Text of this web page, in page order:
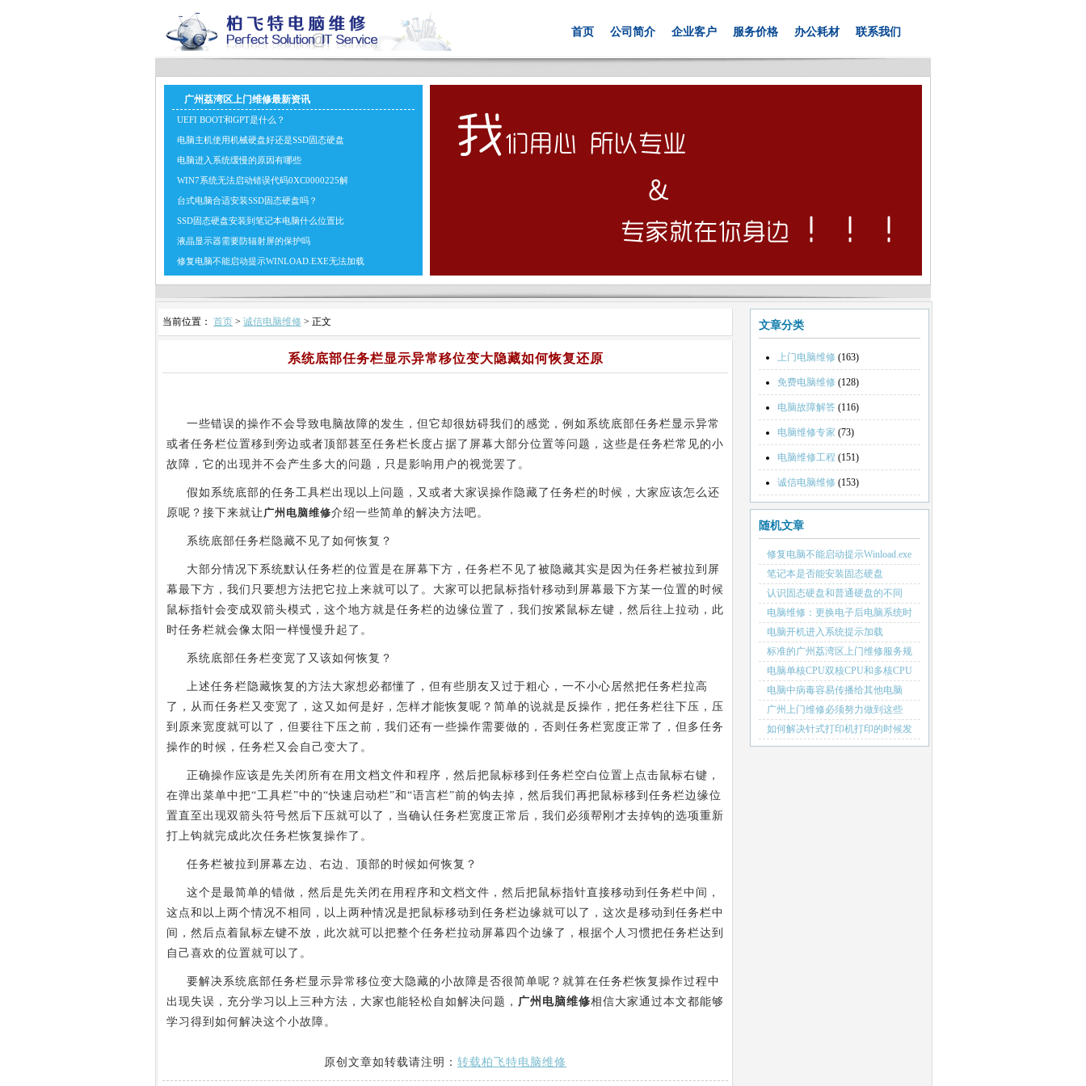
首页 公司简介 企业客户 服务价格 办公耗材 联系我们
广州荔湾区上门维修最新资讯
UEFI BOOT和GPT是什么？
电脑主机使用机械硬盘好还是SSD固态硬盘
电脑进入系统缓慢的原因有哪些
WIN7系统无法启动错误代码0XC0000225解
台式电脑合适安装SSD固态硬盘吗？
SSD固态硬盘安装到笔记本电脑什么位置比
液晶显示器需要防辐射屏的保护吗
修复电脑不能启动提示WINLOAD.EXE无法加载
当前位置： 首页 > 诚信电脑维修 > 正文
系统底部任务栏显示异常移位变大隐藏如何恢复还原
一些错误的操作不会导致电脑故障的发生，但它却很妨碍我们的感觉，例如系统底部任务栏显示异常
或者任务栏位置移到旁边或者顶部甚至任务栏长度占据了屏幕大部分位置等问题，这些是任务栏常见的小
故障，它的出现并不会产生多大的问题，只是影响用户的视觉罢了。
假如系统底部的任务工具栏出现以上问题，又或者大家误操作隐藏了任务栏的时候，大家应该怎么还
原呢？接下来就让 广州电脑维修介绍一些简单的解决方法吧。
系统底部任务栏隐藏不见了如何恢复？
大部分情况下系统默认任务栏的位置是在屏幕下方，任务栏不见了被隐藏其实是因为任务栏被拉到屏
幕最下方，我们只要想方法把它拉上来就可以了。大家可以把鼠标指针移动到屏幕最下方某一位置的时候
鼠标指针会变成双箭头模式，这个地方就是任务栏的边缘位置了，我们按紧鼠标左键，然后往上拉动，此
时任务栏就会像太阳一样慢慢升起了。
系统底部任务栏变宽了又该如何恢复？
上述任务栏隐藏恢复的方法大家想必都懂了，但有些朋友又过于粗心，一不小心居然把任务栏拉高
了，从而任务栏又变宽了，这又如何是好，怎样才能恢复呢？简单的说就是反操作，把任务栏往下压，压
到原来宽度就可以了，但要往下压之前，我们还有一些操作需要做的，否则任务栏宽度正常了，但多任务
操作的时候，任务栏又会自己变大了。
正确操作应该是先关闭所有在用文档文件和程序，然后把鼠标移到任务栏空白位置上点击鼠标右键，
在弹出菜单中把“工具栏”中的“快速启动栏”和“语言栏”前的钩去掉，然后我们再把鼠标移到任务栏边缘位
置直至出现双箭头符号然后下压就可以了，当确认任务栏宽度正常后，我们必须帮刚才去掉钩的选项重新
打上钩就完成此次任务栏恢复操作了。
任务栏被拉到屏幕左边、右边、顶部的时候如何恢复？
这个是最简单的错做，然后是先关闭在用程序和文档文件，然后把鼠标指针直接移动到任务栏中间，
这点和以上两个情况不相同，以上两种情况是把鼠标移动到任务栏边缘就可以了，这次是移动到任务栏中
间，然后点着鼠标左键不放，此次就可以把整个任务栏拉动屏幕四个边缘了，根据个人习惯把任务栏达到
自己喜欢的位置就可以了。
要解决系统底部任务栏显示异常移位变大隐藏的小故障是否很简单呢？就算在任务栏恢复操作过程中
出现失误，充分学习以上三种方法，大家也能轻松自如解决问题， 广州电脑维修相信大家通过本文都能够
学习得到如何解决这个小故障。
原创文章如转载请注明： 转载柏飞特电脑维修
文章分类
上门电脑维修 (163)
免费电脑维修 (128)
电脑故障解答 (116)
电脑维修专家 (73)
电脑维修工程 (151)
诚信电脑维修 (153)
随机文章
修复电脑不能启动提示Winload.exe
无法加载
笔记本是否能安装固态硬盘
认识固态硬盘和普通硬盘的不同
电脑维修：更换电子后电脑系统时
间依然不准确且主板不能保存时间
电脑开机进入系统提示加载
RUN.DLL失败
标准的广州荔湾区上门维修服务规
范
电脑单核CPU双核CPU和多核CPU
有什么区别
电脑中病毒容易传播给其他电脑
广州上门维修必须努力做到这些
如何解决针式打印机打印的时候发
出的噪音